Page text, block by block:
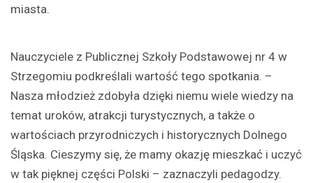
miasta.
Nauczyciele z Publicznej Szkoły Podstawowej nr 4 w
Strzegomiu podkreślali wartość tego spotkania. –
Nasza młodzież zdobyła dzięki niemu wiele wiedzy na
temat uroków, atrakcji turystycznych, a także o
wartościach przyrodniczych i historycznych Dolnego
Śląska. Cieszymy się, że mamy okazję mieszkać i uczyć
w tak pięknej części Polski – zaznaczyli pedagodzy.